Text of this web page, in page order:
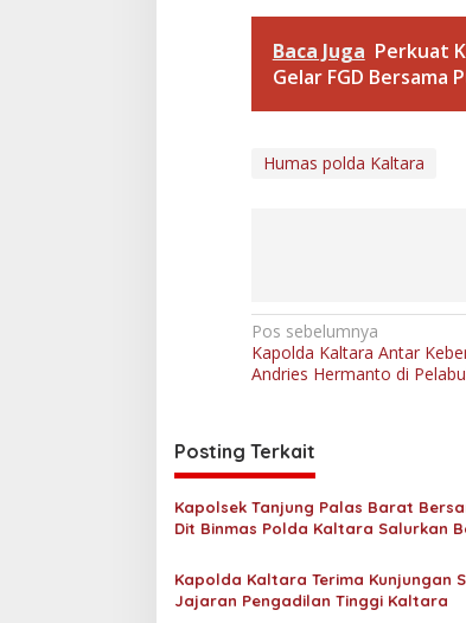
Baca Juga Perkuat
Gelar FGD Bersama
Humas polda Kaltara
N
a
i
g
a
s
i
p
Pos sebelumnya
Kapolda Kaltara Antar
Andries Hermanto di
Posting Terkait
Kapolsek Tanjung Palas Barat
Dit Binmas Polda Kaltara Salurkan
Kapolda Kaltara Terima Kunjungan
Jajaran Pengadilan Tinggi Kaltara